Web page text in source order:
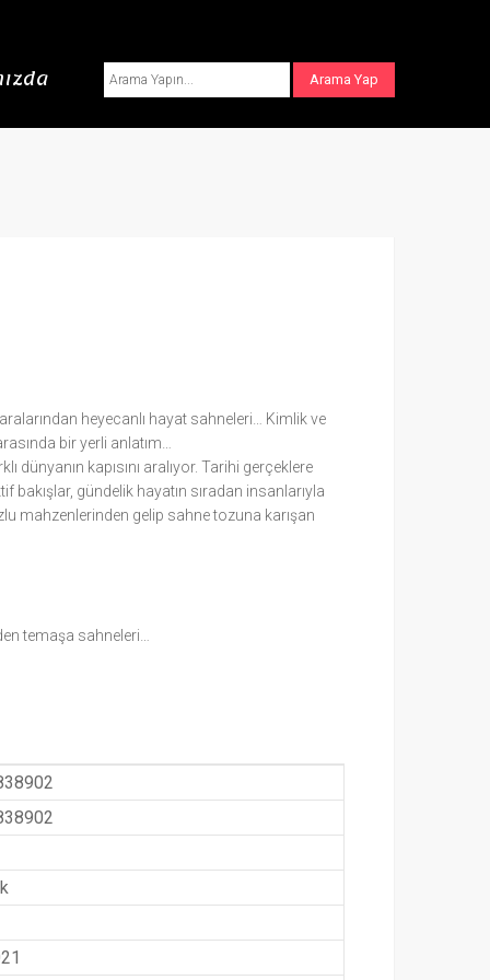
heyecanlı hayat sahneleri… Kimlik ve
bir yerli anlatım…
kapısını aralıyor. Tarihi gerçeklere
gündelik hayatın sıradan insanlarıyla
mahzenlerinden gelip sahne tozuna karışan
temaşa sahneleri…